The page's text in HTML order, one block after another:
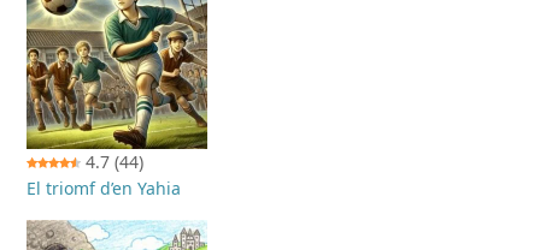
4.7 (44)
El triomf d’en Yahia